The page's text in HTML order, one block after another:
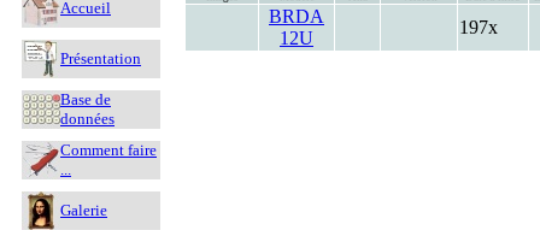
Accueil
Présentation
Base de
données
Comment faire
...
Galerie
BRDA
12U
197x